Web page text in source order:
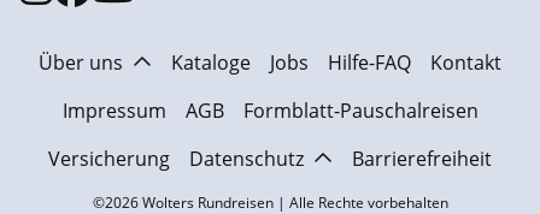
Über uns Kataloge Jobs Hilfe-FAQ
Kontakt
Impressum
AGB
Formblatt-Pauschalreisen
Versicherung
Datenschutz Barrierefreiheit
©2026 Wolters Rundreisen | Alle Rechte vorbehalten